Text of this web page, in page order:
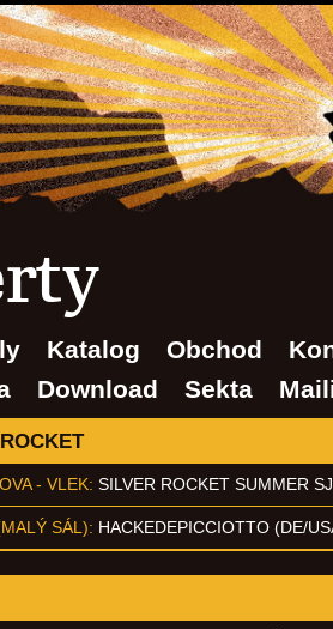
Katalog Obchod
Download Sekta
- VLEK: SILVER ROCKET SUMMER
SÁL): HACKEDEPICCIOTTO (DE/